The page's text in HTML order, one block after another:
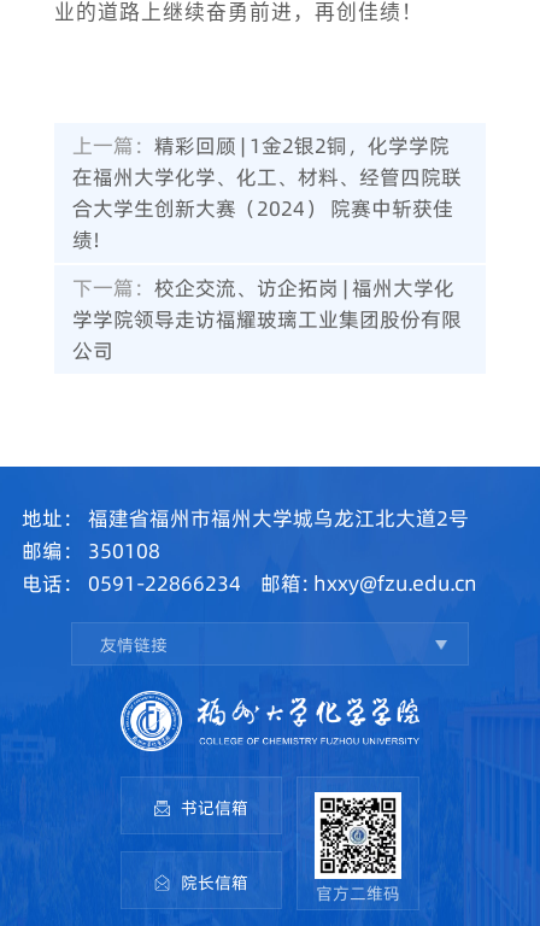
业的道路上继续奋勇前进，再创佳绩！
上一篇：精彩回顾 | 1金2银2铜，化学学院
在福州大学化学、化工、材料、经管四院联
合大学生创新大赛（2024） 院赛中斩获佳
绩!
下一篇：校企交流、访企拓岗 | 福州大学化
学学院领导走访福耀玻璃工业集团股份有限
公司
地址：
福建省福州市福州大学城乌龙江北大道2号
邮编：
350108
电话：
0591-22866234 邮箱: hxxy@fzu.edu.cn
友情链接
书记信箱
院长信箱 官方二维码